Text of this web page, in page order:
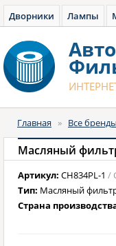
Дворники Лампы
Авто
Главная » Все бренды
Масляный
Артикул: CH834PL-1 /
Тип: Масляный
Страна